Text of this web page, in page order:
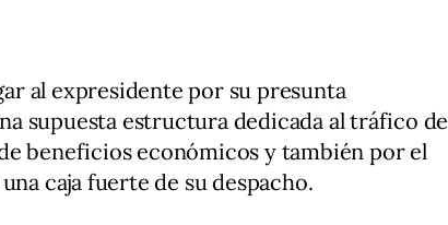
al expresidente por su presunta
supuesta estructura dedicada al tráfico de
beneficios económicos y también por el
caja fuerte de su despacho.